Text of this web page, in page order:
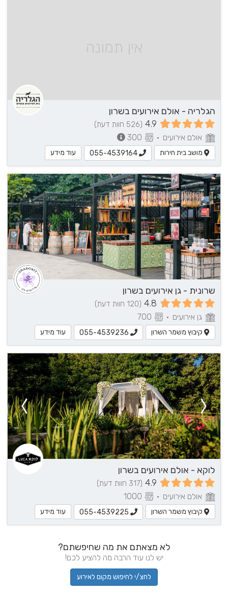
אין תמונה
הגלריה - אולם אירועים בשרון
4.9 (526 חוות דעת)
אולם אירועים •
מושב בית חירות 055-4539164 עוד מידע
שרונית - גן אירועים בשרון
4.8 (120 חוות דעת)
גן אירועים •
קיבוץ משמר השרון 055-4539236 עוד מידע
לוקא - אולם אירועים בשרון
4.9 (317 חוות דעת)
אולם אירועים •
קיבוץ משמר השרון 055-4539225 עוד מידע
לא מצאתם את מה שחיפשתם?
יש לנו עוד הרבה מה להציע לכם!
לחצ/י לחיפוש מקום לאירוע